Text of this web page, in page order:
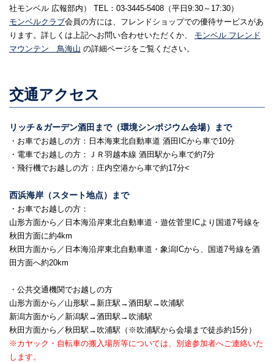
社モンベル 広報部内） TEL：03-3445-5408（平日9:30～17:30）
モンベルクラブ会員の方には、フレンドショップでの優待サービスがあ
ります。詳しくは上記へお問い合わせいただくか、 モンベル フレンド
マウンテン 鳥海山 の詳細ページをご覧ください。
交通アクセス
リッチ＆ガーデン酒田まで（環境シンポジウム会場）まで
・お車でお越しの方：日本海東北自動車道 酒田ICから車で10分
・電車でお越しの方：ＪＲ羽越本線 酒田駅から車で約7分
・飛行機でお越しの方：庄内空港から車で約17分<
西浜海岸（スタート地点）まで
・お車でお越しの方：
山形方面から／日本海沿岸東北自動車道・遊佐菅里ICより国道7号線を
秋田方面に約4km
秋田方面から／日本海沿岸東北自動車道・象潟ICから、国道7号線を酒
田方面へ約20km
・公共交通機関でお越しの方
山形方面から／山形駅→新庄駅→酒田駅→吹浦駅
新潟方面から／新潟駅→酒田駅→吹浦駅
秋田方面から／秋田駅→吹浦駅（※吹浦駅から会場まで徒歩約15分）
※カヤック・自転車の搬入場所等については、別途参加者へご連絡いた
します。